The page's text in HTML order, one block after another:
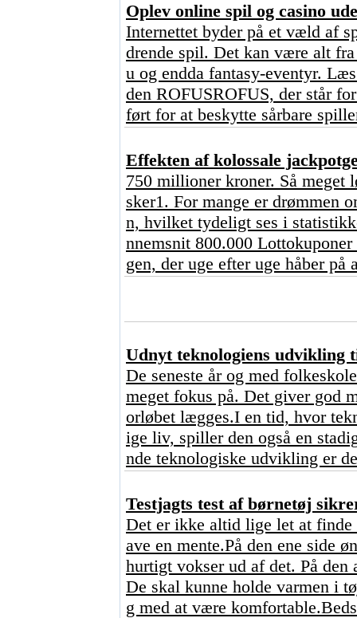
Oplev online spil og casino
Internettet byder på et væld af
drende spil. Det kan være alt
u og endda fantasy-eventyr.
den ROFUSROFUS, der står
ført for at beskytte sårbare
Effekten af kolossale
750 millioner kroner. Så meget
sker1. For mange er drømmen
n, hvilket tydeligt ses i
nnemsnit 800.000
gen, der uge efter uge håber
Udnyt teknologiens
De seneste år og med
meget fokus på. Det giver god
orløbet lægges.I en tid, hvor
ige liv, spiller den også en
nde teknologiske udvikling er
Testjagts test af børnetøj
Det er ikke altid lige let at
ave en mente.På den ene side
hurtigt vokser ud af det. På
De skal kunne holde varmen i
g med at være